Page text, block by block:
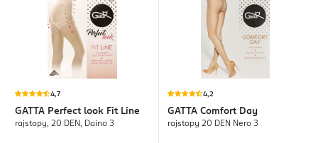
4,7
GATTA Perfect look Fit Line
rajstopy, 20 DEN, Daino 3
4,2
GATTA Comfort Day
rajstopy 20 DEN Nero 3